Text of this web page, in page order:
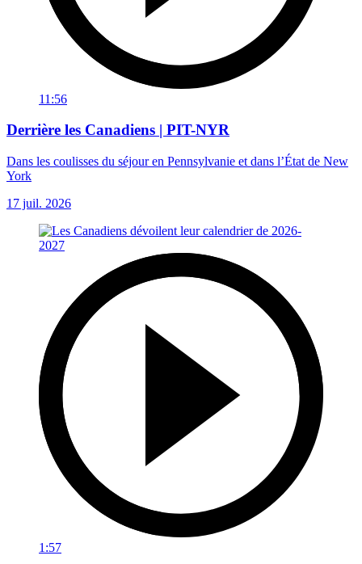
11:56
Derrière les Canadiens | PIT-NYR
Dans les coulisses du séjour en Pennsylvanie et dans l’État de New
York
17 juil. 2026
1:57